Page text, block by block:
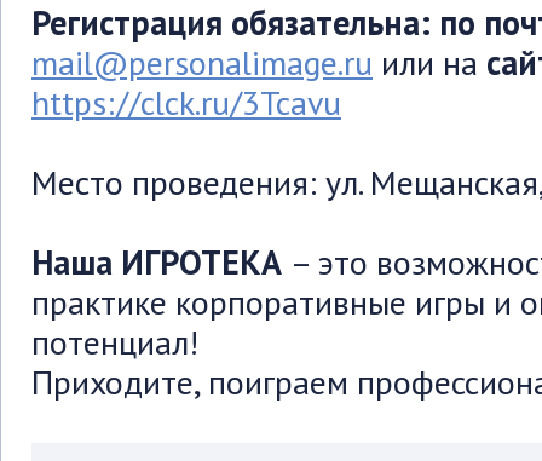
Регистрация обязательна: по
mail@personalimage.ru или на
https://clck.ru/3Tcavu
Место проведения: ул.
Наша ИГРОТЕКА – это
практике корпоративные игры и
потенциал!
Приходите, поиграем